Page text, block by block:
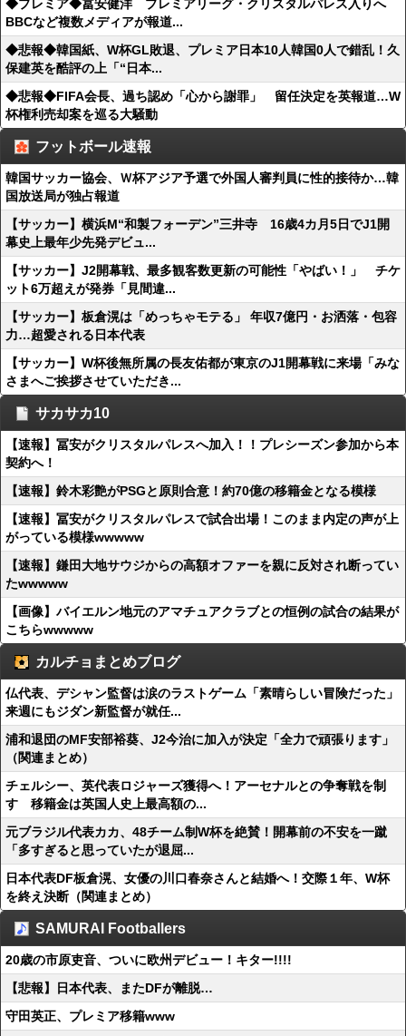
◆プレミア◆冨安健洋 プレミアリーグ・クリスタルパレス入りへ
BBCなど複数メディアが報道...
◆悲報◆韓国紙、W杯GL敗退、プレミア日本10人韓国0人で錯乱！久
保建英を酷評の上「“日本...
◆悲報◆FIFA会長、過ち認め「心から謝罪」 留任決定を英報道…W
杯権利売却案を巡る大騒動
フットボール速報
韓国サッカー協会、Ｗ杯アジア予選で外国人審判員に性的接待か…韓
国放送局が独占報道
【サッカー】横浜M“和製フォーデン”三井寺 16歳4カ月5日でJ1開
幕史上最年少先発デビュ...
【サッカー】J2開幕戦、最多観客数更新の可能性「やばい！」 チケ
ット6万超えが発券「見間違...
【サッカー】板倉滉は「めっちゃモテる」 年収7億円・お洒落・包容
力…超愛される日本代表
【サッカー】W杯後無所属の長友佑都が東京のJ1開幕戦に来場「みな
さまへご挨拶させていただき...
サカサカ10
【速報】冨安がクリスタルパレスへ加入！！プレシーズン参加から本
契約へ！
【速報】鈴木彩艶がPSGと原則合意！約70億の移籍金となる模様
【速報】冨安がクリスタルパレスで試合出場！このまま内定の声が上
がっている模様wwwww
【速報】鎌田大地サウジからの高額オファーを親に反対され断ってい
たwwwww
【画像】バイエルン地元のアマチュアクラブとの恒例の試合の結果が
こちらwwwww
カルチョまとめブログ
仏代表、デシャン監督は涙のラストゲーム「素晴らしい冒険だった」
来週にもジダン新監督が就任...
浦和退団のMF安部裕葵、J2今治に加入が決定「全力で頑張ります」
（関連まとめ）
チェルシー、英代表ロジャーズ獲得へ！アーセナルとの争奪戦を制
す 移籍金は英国人史上最高額の...
元ブラジル代表カカ、48チーム制W杯を絶賛！開幕前の不安を一蹴
「多すぎると思っていたが退屈...
日本代表DF板倉滉、女優の川口春奈さんと結婚へ！交際１年、W杯
を終え決断（関連まとめ）
SAMURAI Footballers
20歳の市原吏音、ついに欧州デビュー！キター!!!!
【悲報】日本代表、またDFが離脱…
守田英正、プレミア移籍www